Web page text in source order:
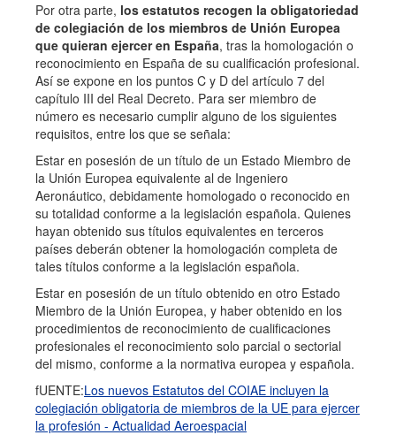
Por otra parte, los estatutos recogen la obligatoriedad
de colegiación de los miembros de Unión Europea
que quieran ejercer en España, tras la homologación o
reconocimiento en España de su cualificación profesional.
Así se expone en los puntos C y D del artículo 7 del
capítulo III del Real Decreto. Para ser miembro de
número es necesario cumplir alguno de los siguientes
requisitos, entre los que se señala:
Estar en posesión de un título de un Estado Miembro de
la Unión Europea equivalente al de Ingeniero
Aeronáutico, debidamente homologado o reconocido en
su totalidad conforme a la legislación española. Quienes
hayan obtenido sus títulos equivalentes en terceros
países deberán obtener la homologación completa de
tales títulos conforme a la legislación española.
Estar en posesión de un título obtenido en otro Estado
Miembro de la Unión Europea, y haber obtenido en los
procedimientos de reconocimiento de cualificaciones
profesionales el reconocimiento solo parcial o sectorial
del mismo, conforme a la normativa europea y española.
fUENTE:Los nuevos Estatutos del COIAE incluyen la
colegiación obligatoria de miembros de la UE para ejercer
la profesión - Actualidad Aeroespacial